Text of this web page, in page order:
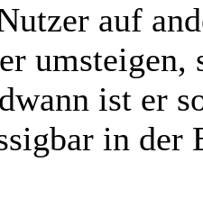
auf
ist er
in